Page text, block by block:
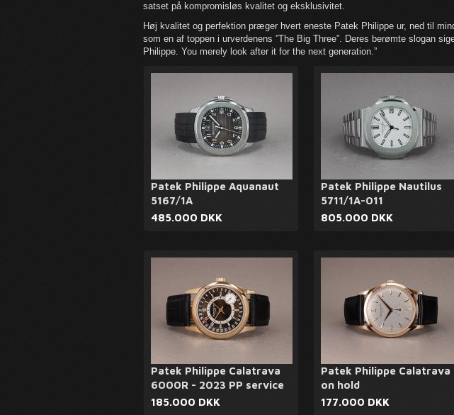
satset på kompromisløs kvalitet og eksklusivitet.
Høj kvalitet og perfektion præger hvert eneste Patek Philippe ur, ned til
som en af toppen i urverdenens ”The Big Three”. Deres berømte slogan
Philippe. You merely look after it for the next generation.”
Patek Philippe Aquanaut
5167/1A
485.000 DKK
Patek Philippe Nautilus
5711/1A-011
805.000 DKK
Patek Philippe Calatrava
6000R - 2023 PP service
185.000 DKK
Patek Philippe Calatrava
on hold
177.000 DKK